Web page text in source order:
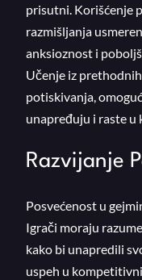
prisutni. Korišćenje
razmišljanja
anksioznost i
Učenje iz
potiskivanja,
unapređuju i raste u
Razvijanje
Posvećenost u
Igrači moraju
kako bi unapredili
uspeh u